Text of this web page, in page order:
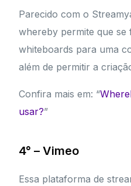
Parecido com o
whereby permite que se
whiteboards para uma
além de permitir a
Confira mais em: “
usar?”
4° – Vimeo
Essa plataforma de